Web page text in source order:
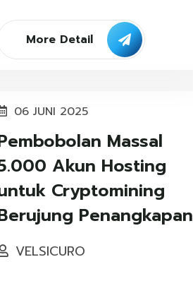
More Detail
06 JUNI 2025
Massal
Akun Hosting
Cryptomining
Penangkapan
VELSICURO